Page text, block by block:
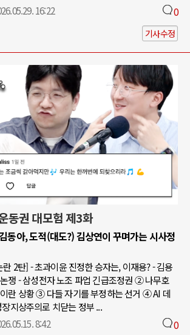
16:22 0
기사수정
동권 대모험 제3화
동아, 도적(대도?) 김상연이 꾸며가는 시사정
2탄] - 초과이윤 진정한 승자는, 이재용? - 김용
쟁 - 삼성전자 노조 파업 긴급조정권 ② 나무호
란 상황 ③ 다들 자기를 부정하는 선거 ④ AI 데
지상주의로 치닫는 정부 ...
8:42 0